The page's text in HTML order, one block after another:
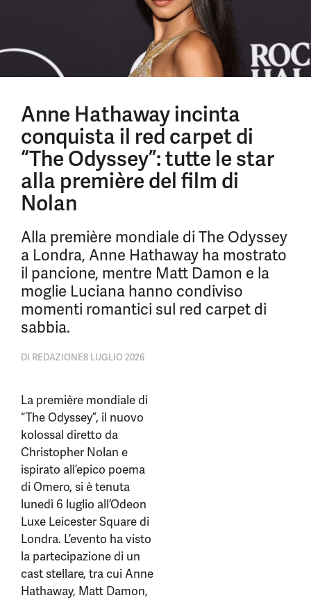
Anne Hathaway incinta
conquista il red carpet di
“The Odyssey”: tutte le star
alla première del film di
Nolan
Alla première mondiale di The Odyssey
a Londra, Anne Hathaway ha mostrato
il pancione, mentre Matt Damon e la
moglie Luciana hanno condiviso
momenti romantici sul red carpet di
sabbia.
DI REDAZIONE8 LUGLIO 2026
La première mondiale di
“The Odyssey”, il nuovo
kolossal diretto da
Christopher Nolan e
ispirato all’epico poema
di Omero, si è tenuta
lunedì 6 luglio all’Odeon
Luxe Leicester Square di
Londra. L’evento ha visto
la partecipazione di un
cast stellare, tra cui Anne
Hathaway, Matt Damon,